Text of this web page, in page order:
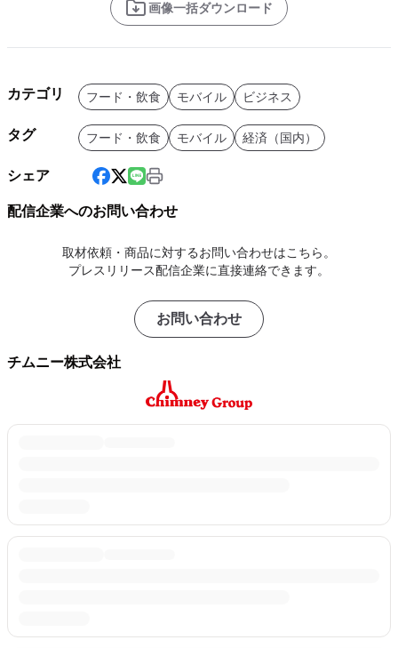
画像一括ダウンロード
カテゴリ フード・飲食 モバイル ビジネス
タグ フード・飲食 モバイル 経済（国内）
シェア
配信企業へのお問い合わせ
取材依頼・商品に対するお問い合わせはこちら。
プレスリリース配信企業に直接連絡できます。
お問い合わせ
チムニー株式会社